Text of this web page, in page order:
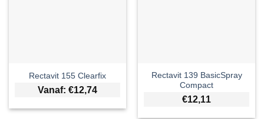
Rectavit 155 Clearfix
Vanaf: €12,74
Rectavit 139 BasicSpray
Compact
€12,11